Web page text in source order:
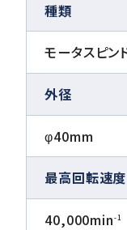
種類
モータスピン
外径
φ40mm
最高回転速度
40,000min-1